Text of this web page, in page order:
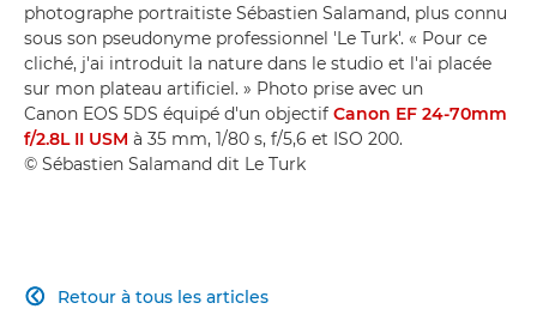
photographe portraitiste Sébastien Salamand, plus connu
sous son pseudonyme professionnel 'Le Turk'. « Pour ce
cliché, j'ai introduit la nature dans le studio et l'ai placée
sur mon plateau artificiel. » Photo prise avec un
Canon EOS 5DS équipé d'un objectif Canon EF 24-70mm
f/2.8L II USM à 35 mm, 1/80 s, f/5,6 et ISO 200.
© Sébastien Salamand dit Le Turk
Retour à tous les articles
